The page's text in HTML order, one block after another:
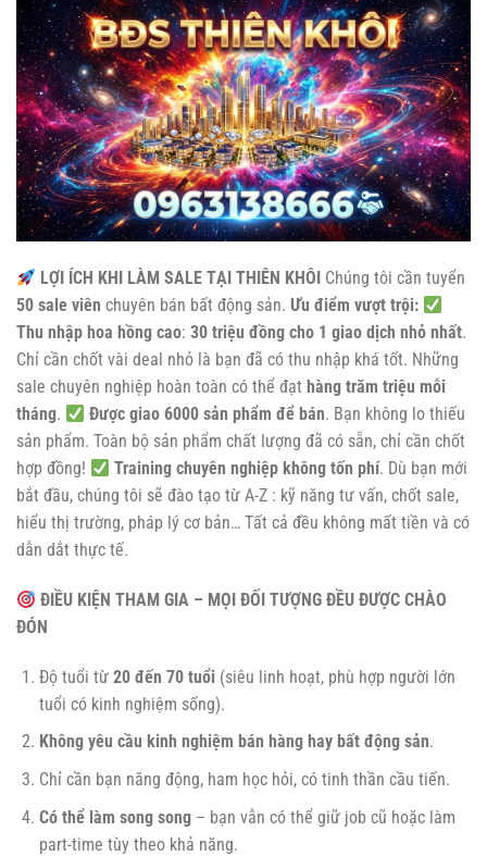
LỢI ÍCH KHI LÀM SALE TẠI THIÊN KHÔI Chúng tôi cần tuyển
50 sale viên chuyên bán bất động sản. Ưu điểm vượt trội:
Thu nhập hoa hồng cao: 30 triệu đồng cho 1 giao dịch nhỏ nhất.
Chỉ cần chốt vài deal nhỏ là bạn đã có thu nhập khá tốt. Những
sale chuyên nghiệp hoàn toàn có thể đạt hàng trăm triệu mỗi
tháng. Được giao 6000 sản phẩm để bán. Bạn không lo thiếu
sản phẩm. Toàn bộ sản phẩm chất lượng đã có sẵn, chỉ cần chốt
hợp đồng!
Training chuyên nghiệp không tốn phí. Dù bạn mới
bắt đầu, chúng tôi sẽ đào tạo từ A-Z : kỹ năng tư vấn, chốt sale,
hiểu thị trường, pháp lý cơ bản… Tất cả đều không mất tiền và có
dẫn dắt thực tế.
ĐIỀU KIỆN THAM GIA – MỌI ĐỐI TƯỢNG ĐỀU ĐƯỢC CHÀO
ĐÓN
Độ tuổi từ 20 đến 70 tuổi (siêu linh hoạt, phù hợp người lớn
tuổi có kinh nghiệm sống).
Không yêu cầu kinh nghiệm bán hàng hay bất động sản.
Chỉ cần bạn năng động, ham học hỏi, có tinh thần cầu tiến.
Có thể làm song song– bạn vẫn có thể giữ job cũ hoặc làm
part-time tùy theo khả năng.